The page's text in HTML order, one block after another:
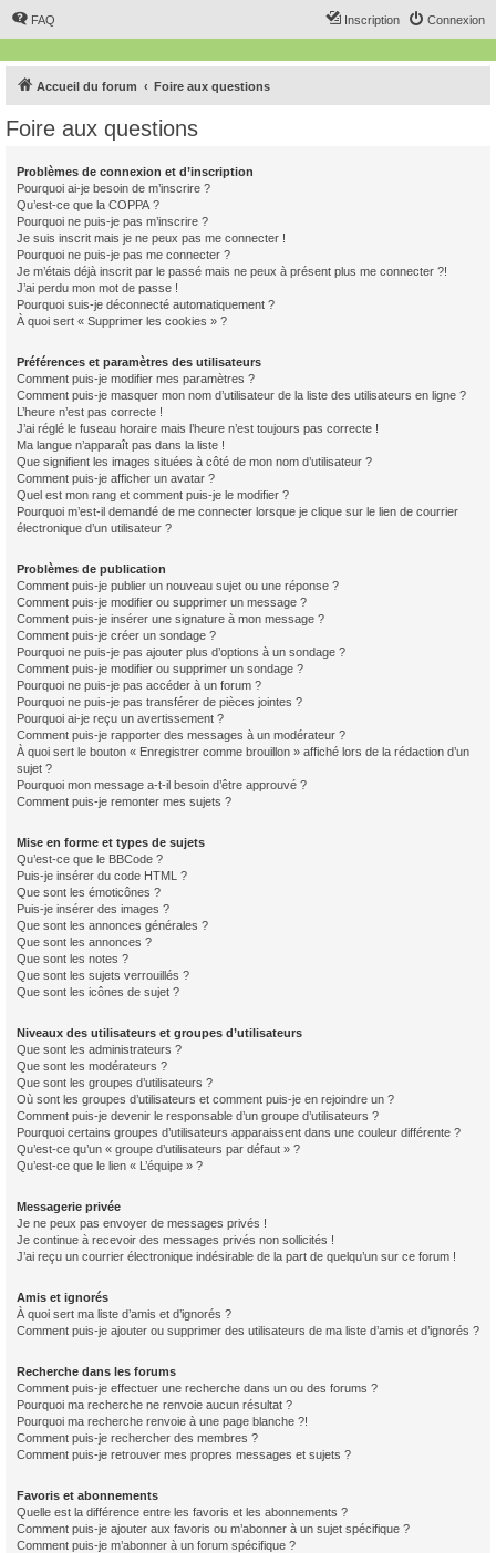
FAQ Connexion
Inscription
Accueil du forum Foire aux questions
Foire aux questions
Problèmes de connexion et d’inscription
Pourquoi ai-je besoin de m’inscrire ?
Qu’est-ce que la COPPA ?
Pourquoi ne puis-je pas m’inscrire ?
Je suis inscrit mais je ne peux pas me connecter !
Pourquoi ne puis-je pas me connecter ?
Je m’étais déjà inscrit par le passé mais ne peux à présent plus me connecter ?!
J’ai perdu mon mot de passe !
Pourquoi suis-je déconnecté automatiquement ?
À quoi sert « Supprimer les cookies » ?
Préférences et paramètres des utilisateurs
Comment puis-je modifier mes paramètres ?
Comment puis-je masquer mon nom d’utilisateur de la liste des utilisateurs en ligne ?
L’heure n’est pas correcte !
J’ai réglé le fuseau horaire mais l’heure n’est toujours pas correcte !
Ma langue n’apparaît pas dans la liste !
Que signifient les images situées à côté de mon nom d’utilisateur ?
Comment puis-je afficher un avatar ?
Quel est mon rang et comment puis-je le modifier ?
Pourquoi m’est-il demandé de me connecter lorsque je clique sur le lien de courrier
électronique d’un utilisateur ?
Problèmes de publication
Comment puis-je publier un nouveau sujet ou une réponse ?
Comment puis-je modifier ou supprimer un message ?
Comment puis-je insérer une signature à mon message ?
Comment puis-je créer un sondage ?
Pourquoi ne puis-je pas ajouter plus d’options à un sondage ?
Comment puis-je modifier ou supprimer un sondage ?
Pourquoi ne puis-je pas accéder à un forum ?
Pourquoi ne puis-je pas transférer de pièces jointes ?
Pourquoi ai-je reçu un avertissement ?
Comment puis-je rapporter des messages à un modérateur ?
À quoi sert le bouton « Enregistrer comme brouillon » affiché lors de la rédaction d’un
sujet ?
Pourquoi mon message a-t-il besoin d’être approuvé ?
Comment puis-je remonter mes sujets ?
Mise en forme et types de sujets
Qu’est-ce que le BBCode ?
Puis-je insérer du code HTML ?
Que sont les émoticônes ?
Puis-je insérer des images ?
Que sont les annonces générales ?
Que sont les annonces ?
Que sont les notes ?
Que sont les sujets verrouillés ?
Que sont les icônes de sujet ?
Niveaux des utilisateurs et groupes d’utilisateurs
Que sont les administrateurs ?
Que sont les modérateurs ?
Que sont les groupes d’utilisateurs ?
Où sont les groupes d’utilisateurs et comment puis-je en rejoindre un ?
Comment puis-je devenir le responsable d’un groupe d’utilisateurs ?
Pourquoi certains groupes d’utilisateurs apparaissent dans une couleur différente ?
Qu’est-ce qu’un « groupe d’utilisateurs par défaut » ?
Qu’est-ce que le lien « L’équipe » ?
Messagerie privée
Je ne peux pas envoyer de messages privés !
Je continue à recevoir des messages privés non sollicités !
J’ai reçu un courrier électronique indésirable de la part de quelqu’un sur ce forum !
Amis et ignorés
À quoi sert ma liste d’amis et d’ignorés ?
Comment puis-je ajouter ou supprimer des utilisateurs de ma liste d’amis et d’ignorés ?
Recherche dans les forums
Comment puis-je effectuer une recherche dans un ou des forums ?
Pourquoi ma recherche ne renvoie aucun résultat ?
Pourquoi ma recherche renvoie à une page blanche ?!
Comment puis-je rechercher des membres ?
Comment puis-je retrouver mes propres messages et sujets ?
Favoris et abonnements
Quelle est la différence entre les favoris et les abonnements ?
Comment puis-je ajouter aux favoris ou m’abonner à un sujet spécifique ?
Comment puis-je m’abonner à un forum spécifique ?